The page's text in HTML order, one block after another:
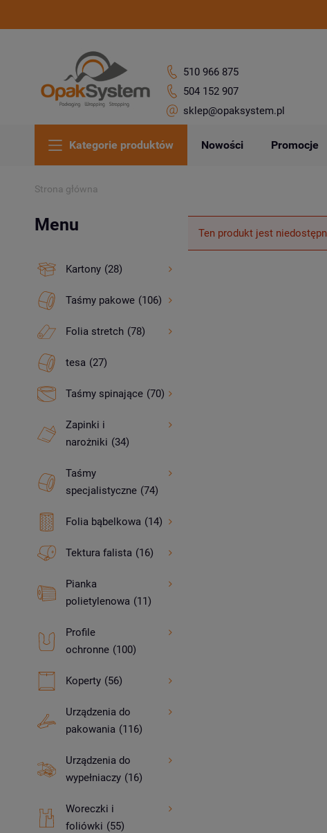
510 966 875
504 152 907
sklep@opaksystem.pl
Kategorie produktów Nowości Promocje
Strona główna
Menu
Kartony (28)
Taśmy pakowe (106)
Folia stretch (78)
tesa (27)
Taśmy spinające (70)
Zapinki i
narożniki (34)
Taśmy
specjalistyczne (74)
Folia bąbelkowa (14)
Tektura falista (16)
Pianka
polietylenowa (11)
Profile
ochronne (100)
Koperty (56)
Urządzenia do
pakowania (116)
Urządzenia do
wypełniaczy (16)
Woreczki i
foliówki (55)
Ten produkt jest